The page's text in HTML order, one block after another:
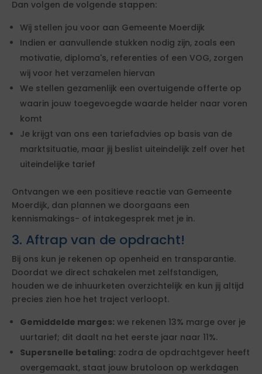
Dan volgen de volgende stappen:
Wij stellen jou voor aan Gemeente Moerdijk
Indien er aanvullende stukken nodig zijn, zoals een
motivatie, diploma's, referenties of een VOG, zorgen
wij voor het verzamelen hiervan
We stellen gezamenlijk een overtuigende offerte op
waarin jouw toegevoegde waarde helder naar voren
komt
Je krijgt van ons een tariefadvies op basis van de
marktsituatie, maar jij beslist uiteindelijk zelf over het
uiteindelijke tarief
Ontvangen we een positieve reactie van Gemeente
Moerdijk, dan plannen we doorgaans een
kennismakings- of intakegesprek met je in.
3. Aftrap van de opdracht!
Bij ons kun je rekenen op openheid en transparantie.
Doordat we direct schakelen met zelfstandigen,
houden we de inhuurketen overzichtelijk en kun jij altijd
precies zien hoe het traject verloopt.
Gemiddelde marges: we rekenen 13% marge over je
uurtarief; dit daalt na het eerste jaar naar 11%.
Supersnelle betaling: zodra de opdrachtgever heeft
overgemaakt, staat jouw brutoloon op werkdagen